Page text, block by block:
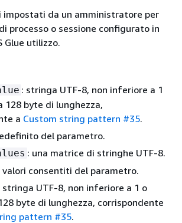
impostati da un amministratore per
processo o sessione configurato in
Glue utilizzo.
: stringa UTF-8, non inferiore a 1
128 byte di lunghezza,
a Custom string pattern #35.
del parametro.
: una matrice di stringhe UTF-8.
valori consentiti del parametro.
stringa UTF-8, non inferiore a 1 o
byte di lunghezza, corrispondente
pattern #35.